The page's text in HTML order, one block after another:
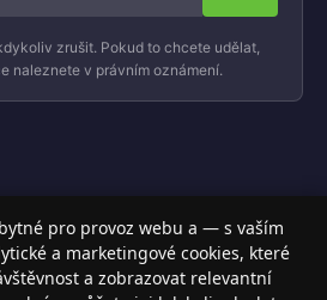
zrušit. Pokud to chcete udělat,
naleznete v právním oznámení.
s Apple produkty, příslušenstvím a
a s jistotou.
pro provoz webu a — s vaším
a marketingové cookies, které
a zobrazovat relevantní